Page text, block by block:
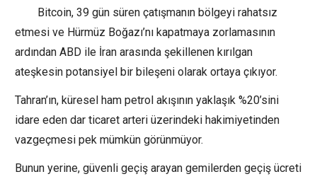
Bitcoin, 39 gün süren çatışmanın bölgeyi rahatsız
etmesi ve Hürmüz Boğazı’nı kapatmaya zorlamasının
ardından ABD ile İran arasında şekillenen kırılgan
ateşkesin potansiyel bir bileşeni olarak ortaya çıkıyor.
Tahran’ın, küresel ham petrol akışının yaklaşık %20’sini
idare eden dar ticaret arteri üzerindeki hakimiyetinden
vazgeçmesi pek mümkün görünmüyor.
Bunun yerine, güvenli geçiş arayan gemilerden geçiş ücreti